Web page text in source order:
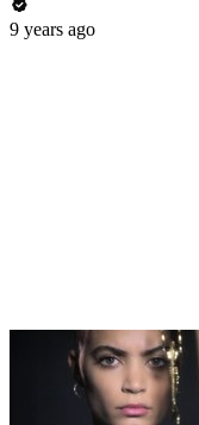
9 years ago